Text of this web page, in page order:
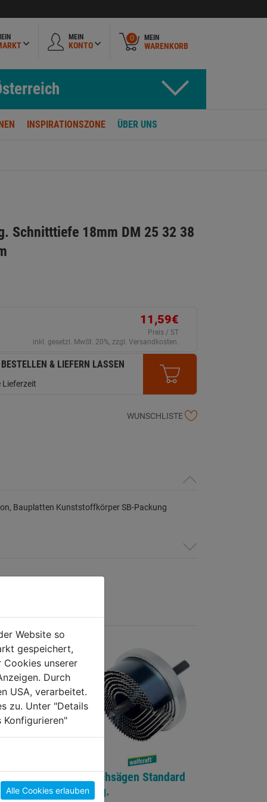
MEIN
KONTO
0 MEIN
WARENKORB
INSPIRATIONSZONE ÜBER UNS
Schnitttiefe 18mm DM 25 32 38
11,59€
Preis / ST
inkl. gesetzl. MwSt. 20%, zzgl. Versandkosten.
& LIEFERN LASSEN
Lieferzeit
WUNSCHLISTE
Bauplatten Kunststoffkörper SB-Packung
Lochsägen Standard
7tlg.
Website so
gespeichert,
Cookies unserer
Durch
USA, verarbeitet.
zu. Unter "Details
Alle Cookies erlauben